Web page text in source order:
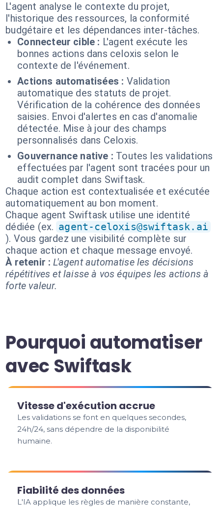
L'agent analyse le contexte du projet,
l'historique des ressources, la conformité
budgétaire et les dépendances inter-tâches.
Connecteur cible : L'agent exécute les
bonnes actions dans celoxis selon le
contexte de l'événement.
Actions automatisées : Validation
automatique des statuts de projet.
Vérification de la cohérence des données
saisies. Envoi d'alertes en cas d'anomalie
détectée. Mise à jour des champs
personnalisés dans Celoxis.
Gouvernance native : Toutes les validations
effectuées par l'agent sont tracées pour un
audit complet dans Swiftask.
Chaque action est contextualisée et exécutée
automatiquement au bon moment.
Chaque agent Swiftask utilise une identité
dédiée (ex. agent-celoxis@swiftask.ai
). Vous gardez une visibilité complète sur
chaque action et chaque message envoyé.
À retenir : L'agent automatise les décisions
répétitives et laisse à vos équipes les actions à
forte valeur.
Pourquoi automatiser
avec Swiftask
Vitesse d'exécution accrue
Les validations se font en quelques secondes,
24h/24, sans dépendre de la disponibilité
humaine.
Fiabilité des données
L'IA applique les règles de manière constante,